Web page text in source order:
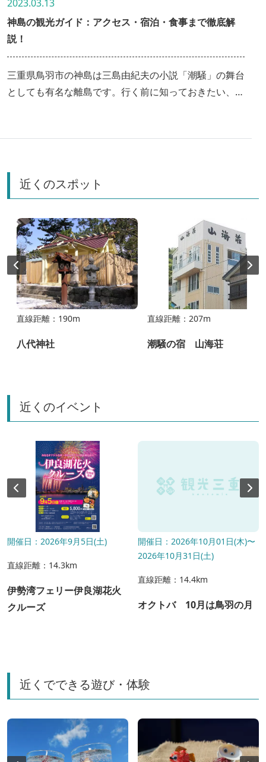
2023.03.13
神島の観光ガイド：アクセス・宿泊・食事まで徹底解
説！
三重県鳥羽市の神島は三島由紀夫の小説「潮騒」の舞台
としても有名な離島です。行く前に知っておきたい、船
近くのスポット
直線距離：190m
八代神社
直線距離：207m
潮騒の宿 山海荘
近くのイベント
開催日：2026年9月5日(土)
直線距離：14.3km
伊勢湾フェリー伊良湖花火
クルーズ
開催日：2026年10月01日(木)〜
2026年10月31日(土)
直線距離：14.4km
オクトバ 10月は鳥羽の月
近くでできる遊び・体験